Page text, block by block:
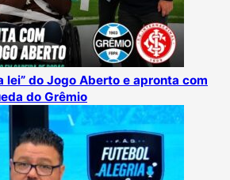
lei” do Jogo Aberto e apronta com
do Grêmio